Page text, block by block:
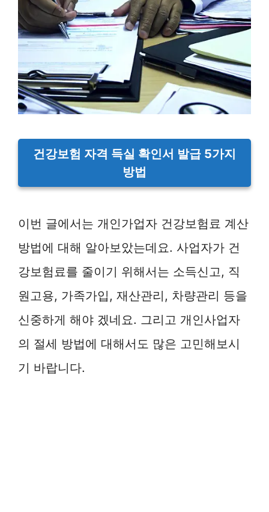
건강보험 자격 득실 확인서 발급 5가지
방법
이번 글에서는 개인가업자 건강보험료 계산
방법에 대해 알아보았는데요. 사업자가 건
강보험료를 줄이기 위해서는 소득신고, 직
원고용, 가족가입, 재산관리, 차량관리 등을
신중하게 해야 겠네요. 그리고 개인사업자
의 절세 방법에 대해서도 많은 고민해보시
기 바랍니다.